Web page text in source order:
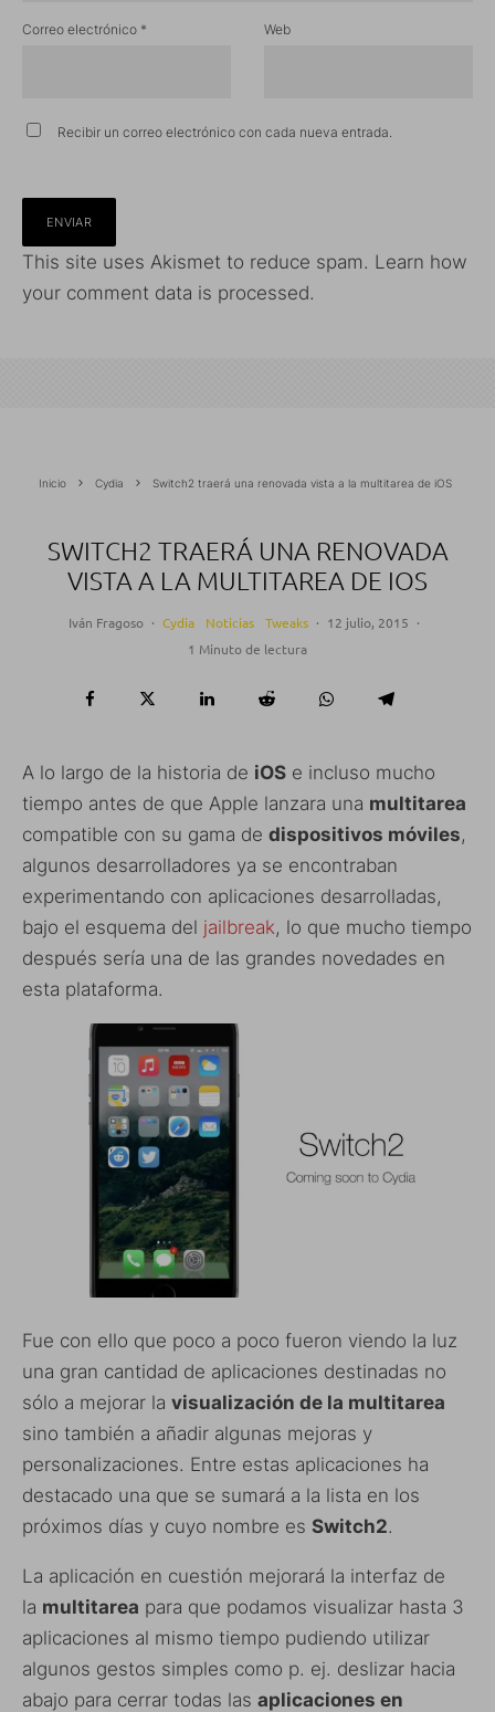
Correo electrónico * Web
Recibir un correo electrónico con cada nueva entrada.
This site uses Akismet to reduce spam. Learn how
your comment data is processed.
Inicio Cydia Switch2 traerá una renovada vista a la multitarea de iOS
SWITCH2 TRAERÁ UNA RENOVADA
VISTA A LA MULTITAREA DE IOS
Iván Fragoso · Cydia Noticias Tweaks · 12 julio, 2015 ·
1 Minuto de lectura
A lo largo de la historia de iOS e incluso mucho
tiempo antes de que Apple lanzara una multitarea
compatible con su gama de dispositivos móviles,
algunos desarrolladores ya se encontraban
experimentando con aplicaciones desarrolladas,
bajo el esquema del jailbreak, lo que mucho tiempo
después sería una de las grandes novedades en
esta plataforma.
Fue con ello que poco a poco fueron viendo la luz
una gran cantidad de aplicaciones destinadas no
sólo a mejorar la visualización de la multitarea
sino también a añadir algunas mejoras y
personalizaciones. Entre estas aplicaciones ha
destacado una que se sumará a la lista en los
próximos días y cuyo nombre es Switch2.
La aplicación en cuestión mejorará la interfaz de
la multitarea para que podamos visualizar hasta 3
aplicaciones al mismo tiempo pudiendo utilizar
algunos gestos simples como p. ej. deslizar hacia
abajo para cerrar todas las aplicaciones en